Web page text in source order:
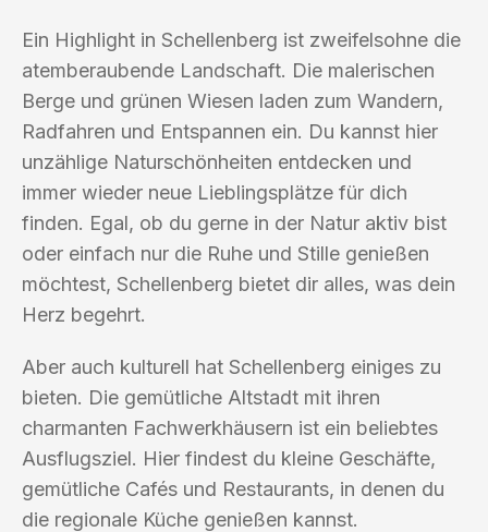
Ein Highlight in Schellenberg ist zweifelsohne die
atemberaubende Landschaft. Die malerischen
Berge und grünen Wiesen laden zum Wandern,
Radfahren und Entspannen ein. Du kannst hier
unzählige Naturschönheiten entdecken und
immer wieder neue Lieblingsplätze für dich
finden. Egal, ob du gerne in der Natur aktiv bist
oder einfach nur die Ruhe und Stille genießen
möchtest, Schellenberg bietet dir alles, was dein
Herz begehrt.
Aber auch kulturell hat Schellenberg einiges zu
bieten. Die gemütliche Altstadt mit ihren
charmanten Fachwerkhäusern ist ein beliebtes
Ausflugsziel. Hier findest du kleine Geschäfte,
gemütliche Cafés und Restaurants, in denen du
die regionale Küche genießen kannst.